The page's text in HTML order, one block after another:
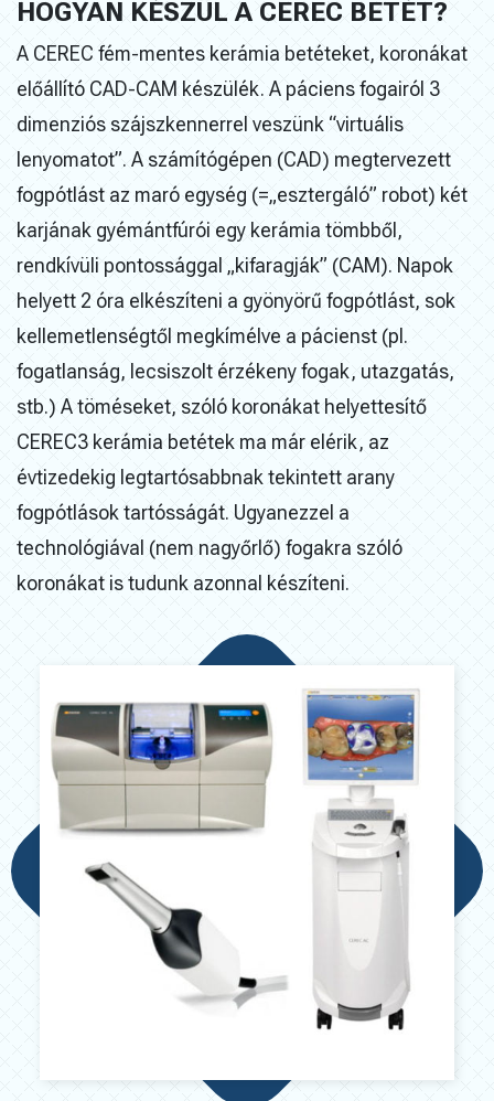
HOGYAN KÉSZÜL A CEREC BETÉT?
A CEREC fém-mentes kerámia betéteket, koronákat
előállító CAD-CAM készülék. A páciens fogairól 3
dimenziós szájszkennerrel veszünk “virtuális
lenyomatot”. A számítógépen (CAD) megtervezett
fogpótlást az maró egység (=„esztergáló” robot) két
karjának gyémántfúrói egy kerámia tömbből,
rendkívüli pontossággal „kifaragják” (CAM). Napok
helyett 2 óra elkészíteni a gyönyörű fogpótlást, sok
kellemetlenségtől megkímélve a pácienst (pl.
fogatlanság, lecsiszolt érzékeny fogak, utazgatás,
stb.) A töméseket, szóló koronákat helyettesítő
CEREC3 kerámia betétek ma már elérik, az
évtizedekig legtartósabbnak tekintett arany
fogpótlások tartósságát. Ugyanezzel a
technológiával (nem nagyőrlő) fogakra szóló
koronákat is tudunk azonnal készíteni.